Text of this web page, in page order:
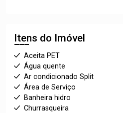
Itens do Imóvel
Aceita PET
Água quente
Ar condicionado Split
Área de Serviço
Banheira hidro
Churrasqueira